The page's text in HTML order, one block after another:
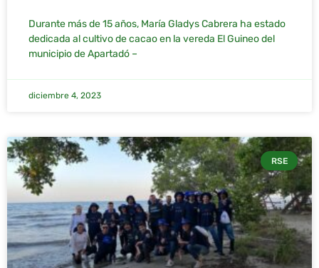
Durante más de 15 años, María Gladys Cabrera ha estado
dedicada al cultivo de cacao en la vereda El Guineo del
municipio de Apartadó –
diciembre 4, 2023
RSE